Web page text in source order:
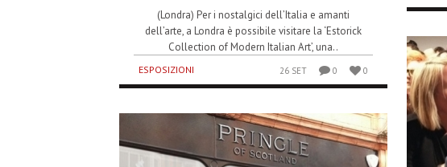
(Londra) Per i nostalgici dell’Italia e amanti
dell’arte, a Londra è possibile visitare la ‘Estorick
Collection of Modern Italian Art’, una..
ESPOSIZIONI 26 SET 0 0